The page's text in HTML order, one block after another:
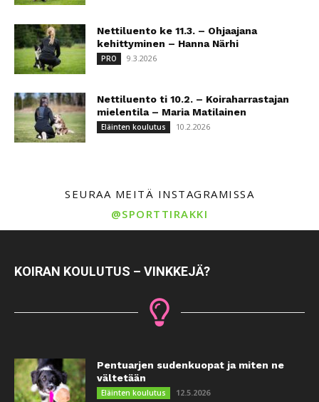
Nettiluento ke 11.3. – Ohjaajana
kehittyminen – Hanna Närhi
PRO 9.3.2026
Nettiluento ti 10.2. – Koiraharrastajan
mielentila – Maria Matilainen
Eläinten koulutus 10.2.2026
SEURAA MEITÄ INSTAGRAMISSA
@SPORTTIRAKKI
KOIRAN KOULUTUS – VINKKEJÄ?
Pentuarjen sudenkuopat ja miten ne
vältetään
Eläinten koulutus 12.5.2026